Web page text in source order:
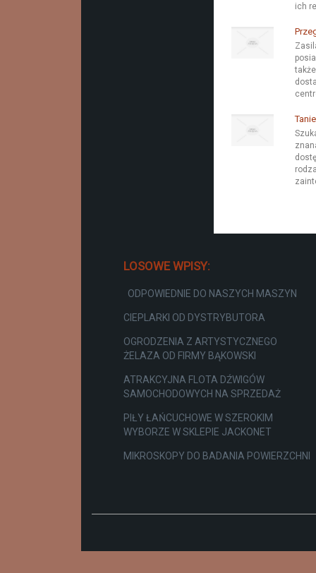
ich
LOSOWE WPISY:
ODPOWIEDNIE DO NASZYCH MASZYN
CIEPLARKI OD DYSTRYBUTORA
OGRODZENIA Z ARTYSTYCZNEGO
ŻELAZA OD FIRMY BĄKOWSKI
ATRAKCYJNA FLOTA DŹWIGÓW
SAMOCHODOWYCH NA SPRZEDAŻ
PIŁY ŁAŃCUCHOWE W SZEROKIM
WYBORZE W SKLEPIE JACKONET
MIKROSKOPY DO BADANIA POWIERZCHNI